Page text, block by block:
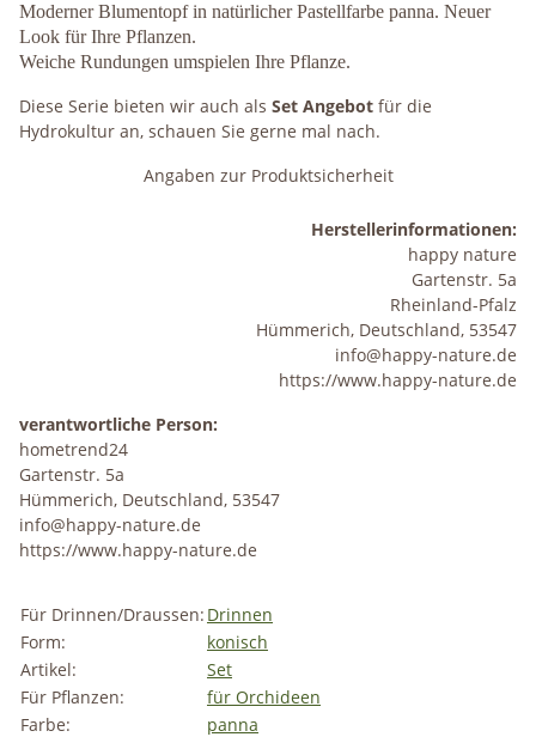
Moderner Blumentopf in natürlicher Pastellfarbe panna. Neuer
Look für Ihre Pflanzen.
Weiche Rundungen umspielen Ihre Pflanze.
Diese Serie bieten wir auch als Set Angebot für die
Hydrokultur an, schauen Sie gerne mal nach.
Angaben zur Produktsicherheit
Herstellerinformationen:
happy nature
Gartenstr. 5a
Rheinland-Pfalz
Hümmerich, Deutschland, 53547
info@happy-nature.de
https://www.happy-nature.de
verantwortliche Person:
hometrend24
Gartenstr. 5a
Hümmerich, Deutschland, 53547
info@happy-nature.de
https://www.happy-nature.de
Für Drinnen/Draussen: Drinnen
Form:
konisch
Artikel:
Set
Für Pflanzen:
für Orchideen
Farbe:
panna